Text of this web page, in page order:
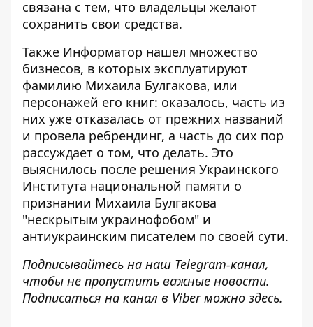
связана с тем, что владельцы желают
сохранить свои средства.
Также Информатор нашел множество
бизнесов, в которых эксплуатируют
фамилию Михаила Булгакова, или
персонажей его книг: оказалось, часть из
них уже отказалась от прежних названий
и провела ребрендинг, а часть до сих пор
рассуждает о том, что делать. Это
выяснилось после решения Украинского
Института национальной памяти о
признании Михаила Булгакова
"нескрытым украинофобом" и
антиукраинским писателем по своей сути.
Подписывайтесь на наш Telegram-канал,
чтобы не пропустить важные новости.
Подписаться на канал в Viber можно здесь.